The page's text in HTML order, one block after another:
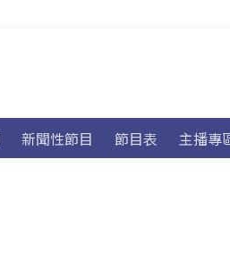
新聞性節目 節目表 主播專